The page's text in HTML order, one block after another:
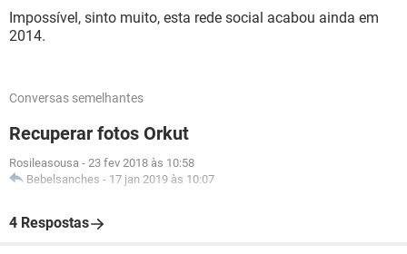
Impossível, sinto muito, esta rede social acabou ainda em
2014.
Conversas semelhantes
Recuperar fotos Orkut
Rosileasousa - 23 fev 2018 às 10:58
Bebelsanches - 17 jan 2019 às 10:07
4 Respostas